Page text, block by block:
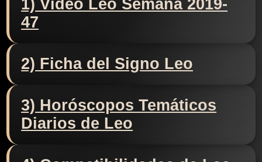
1) Video Leo Semana 2019-
47
2) Ficha del Signo Leo
3) Horóscopos Temáticos
Diarios de Leo